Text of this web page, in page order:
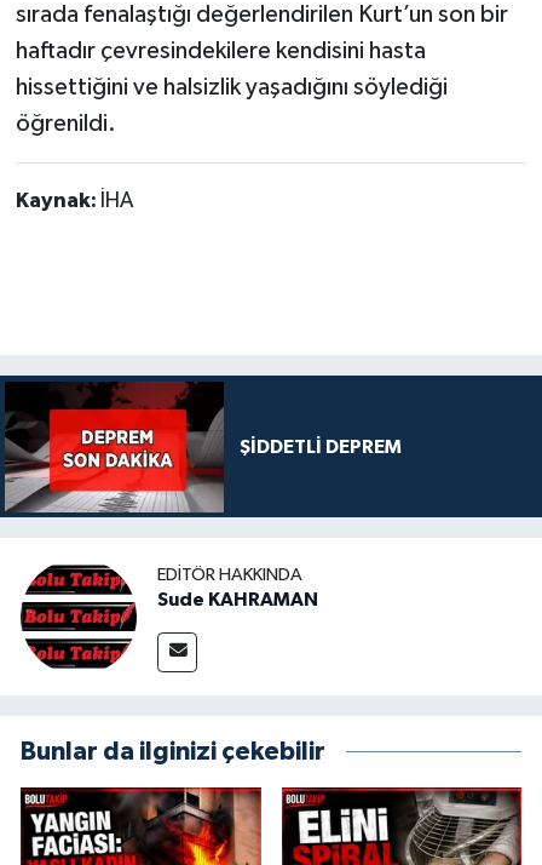
sırada fenalaştığı değerlendirilen Kurt’un son bir
haftadır çevresindekilere kendisini hasta
hissettiğini ve halsizlik yaşadığını söylediği
öğrenildi.
Kaynak: İHA
ŞİDDETLİ DEPREM
EDITÖR HAKKINDA
Sude KAHRAMAN
Bunlar da ilginizi çekebilir